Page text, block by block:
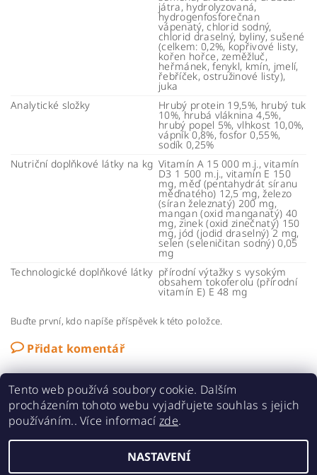
játra, hydrolyzovaná,
hydrogenfosforečnan
vápenatý, chlorid sodný,
chlorid draselný, byliny, sušené
(celkem: 0,2%, kopřivové listy,
kořen hořce, zeměžluč,
heřmánek, fenykl, kmín, jmelí,
řebříček, ostružinové listy),
juka
Analytické složky
Hrubý protein 19,5%, hrubý tuk
10%, hrubá vláknina 4,5%,
hrubý popel 5%, vlhkost 10,0%,
vápník 0,8%, fosfor 0,55%,
sodík 0,25%
Nutriční doplňkové látky na kg Vitamín A 15 000 m.j., vitamín
D3 1 500 m.j., vitamín E 150
mg, měď (pentahydrát síranu
měďnatého) 12,5 mg, železo
(síran železnatý) 200 mg,
mangan (oxid manganatý) 40
mg, zinek (oxid zinečnatý) 150
mg, jód (jodid draselný) 2 mg,
selen (seleničitan sodný) 0,05
mg
Technologické doplňkové látky přírodní výtažky s vysokým
obsahem tokoferolu (přírodní
vitamín E) E 48 mg
Buďte první, kdo napíše příspěvek k této položce.
Přidat komentář
MaMiPa
Tento web používá soubory cookie. Dalším
procházením tohoto webu vyjadřujete souhlas s jejich
používáním.. Více informací zde.
NASTAVENÍ